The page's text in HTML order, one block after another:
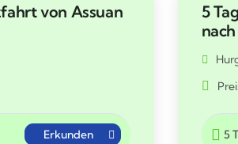
von Assuan
Erkunden
5
5